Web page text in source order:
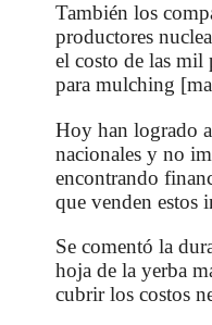
También los
productores
el costo de las mil
para mulching
Hoy han logrado
nacionales y no
encontrando
que venden estos
Se comentó la
hoja de la yerba
cubrir los costos